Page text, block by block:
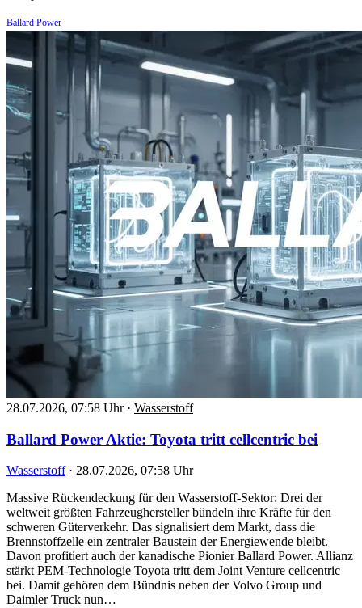
Ballard Power
28.07.2026, 07:58 Uhr · Wasserstoff
Ballard Power Aktie: Toyota tritt cellcentric bei
Wasserstoff · 28.07.2026, 07:58 Uhr
Massive Rückendeckung für den Wasserstoff-Sektor: Drei der
weltweit größten Fahrzeughersteller bündeln ihre Kräfte für den
schweren Güterverkehr. Das signalisiert dem Markt, dass die
Brennstoffzelle ein zentraler Baustein der Energiewende bleibt.
Davon profitiert auch der kanadische Pionier Ballard Power. Allianz
stärkt PEM-Technologie Toyota tritt dem Joint Venture cellcentric
bei. Damit gehören dem Bündnis neben der Volvo Group und
Daimler Truck nun…